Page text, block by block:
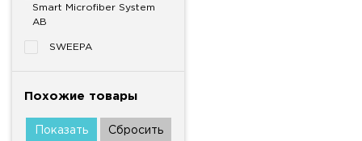
Smart Microfiber System
AB
SWEEPA
Похожие товары